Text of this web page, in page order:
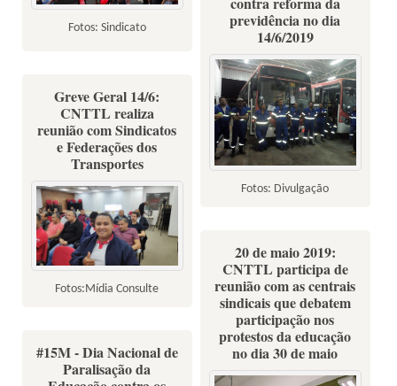
Fotos: Sindicato
previdência no dia
14/6/2019
Fotos: Divulgação
Greve Geral 14/6:
CNTTL realiza
reunião com Sindicatos
e Federações dos
Transportes
Fotos:Mídia Consulte
20 de maio 2019:
CNTTL participa de
reunião com as centrais
sindicais que debatem
participação nos
protestos da educação
no dia 30 de maio
#15M - Dia Nacional de
Paralisação da